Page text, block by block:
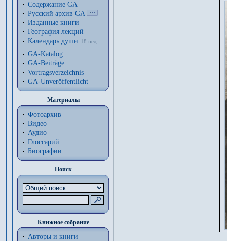
Содержание GA
Русский архив GA
Изданные книги
География лекций
Календарь души
18 нед.
GA-Katalog
GA-Beiträge
Vortragsverzeichnis
GA-Unveröffentlicht
Материалы
Фотоархив
Видео
Аудио
Глоссарий
Биографии
Поиск
Книжное собрание
Авторы и книги